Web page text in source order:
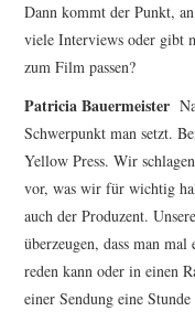
Dann kommt der Punkt,
viele Interviews oder gibt
zum Film passen?
Patricia Bauermeister
Schwerpunkt man setzt.
Yellow Press. Wir
vor, was wir für wichtig
auch der Produzent.
überzeugen, dass man
reden kann oder in einen
einer Sendung eine